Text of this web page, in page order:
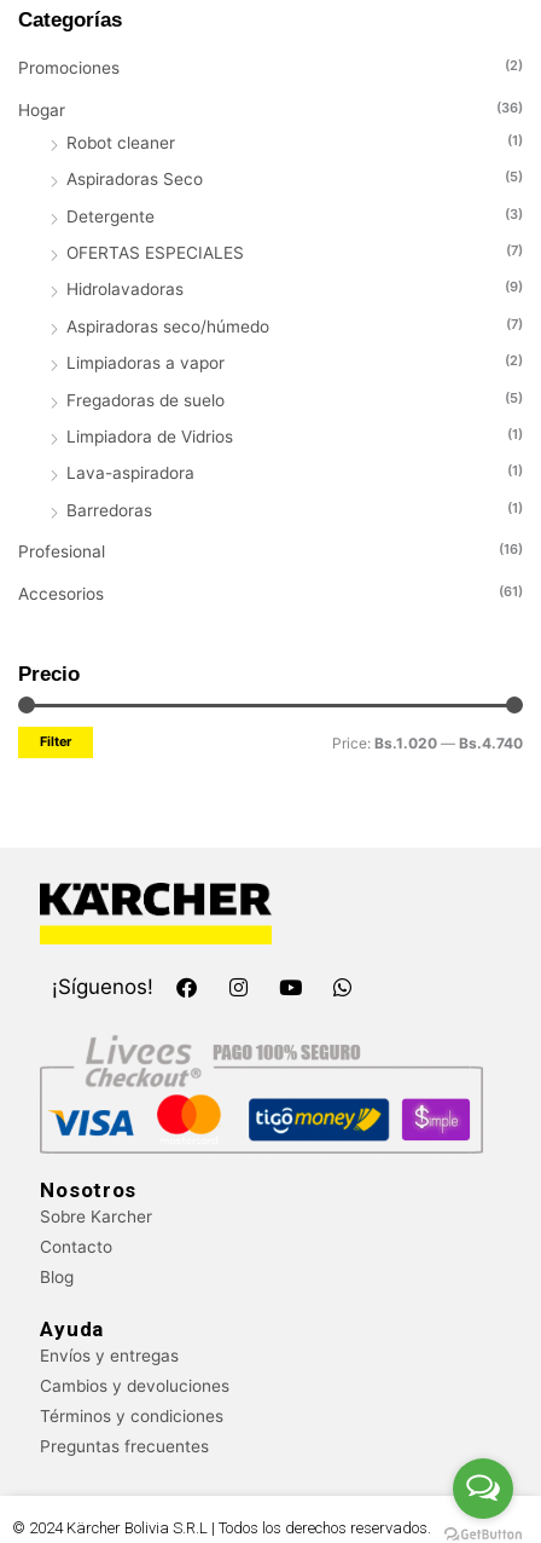
Categorías
Promociones (2)
Hogar (36)
Robot cleaner (1)
Aspiradoras Seco (5)
Detergente (3)
OFERTAS ESPECIALES (7)
Hidrolavadoras (9)
Aspiradoras seco/húmedo (7)
Limpiadoras a vapor (2)
Fregadoras de suelo (5)
Limpiadora de Vidrios (1)
Lava-aspiradora (1)
Barredoras (1)
Profesional (16)
Accesorios (61)
Precio
Filter Price: Bs.1.020 — Bs.4.740
¡Síguenos!
F
a
b
o
o
k
I
n
a
m
Y
o
u
e
W
h
s
p
p
Nosotros
Sobre Karcher
Contacto
Blog
Ayuda
Envíos y entregas
Cambios y devoluciones
Términos y condiciones
Preguntas frecuentes
© 2024 Kärcher Bolivia S.R.L | Todos los derechos reservados.